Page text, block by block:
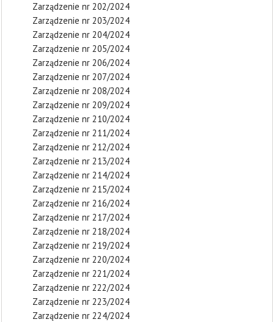
Zarządzenie nr 202/2024
Zarządzenie nr 203/2024
Zarządzenie nr 204/2024
Zarządzenie nr 205/2024
Zarządzenie nr 206/2024
Zarządzenie nr 207/2024
Zarządzenie nr 208/2024
Zarządzenie nr 209/2024
Zarządzenie nr 210/2024
Zarządzenie nr 211/2024
Zarządzenie nr 212/2024
Zarządzenie nr 213/2024
Zarządzenie nr 214/2024
Zarządzenie nr 215/2024
Zarządzenie nr 216/2024
Zarządzenie nr 217/2024
Zarządzenie nr 218/2024
Zarządzenie nr 219/2024
Zarządzenie nr 220/2024
Zarządzenie nr 221/2024
Zarządzenie nr 222/2024
Zarządzenie nr 223/2024
Zarządzenie nr 224/2024